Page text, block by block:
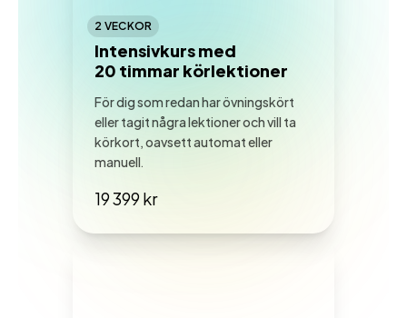
2 VECKOR
Intensivkurs med
20 timmar körlektioner
För dig som redan har övningskört
eller tagit några lektioner och vill ta
körkort, oavsett automat eller
manuell.
19 399 kr